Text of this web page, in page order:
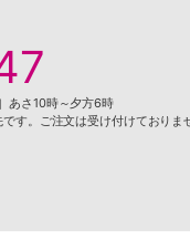
あさ10時～夕方6時
す。ご注文は受け付けておりま